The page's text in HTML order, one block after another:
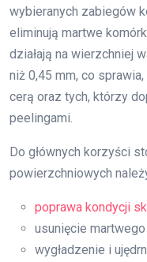
wybieranych zabiegów
eliminują martwe
działają na wierzchniej
niż 0,45 mm, co
cerą oraz tych, którzy
peelingami.
Do głównych korzyści
powierzchniowych
poprawa kondycji
usunięcie
wygładzenie i